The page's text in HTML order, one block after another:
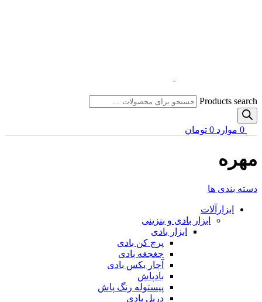
Products search
0 موارد 0 تومان
مهره
دسته بندی ها
ابزارآلات
ابزار بادی و بنزینی
ابزار بادی
پرچ کن بادی
جغجغه بادی
آچار بکس بادی
بادپاش
پیستوله رنگ پاش
دریل بادی